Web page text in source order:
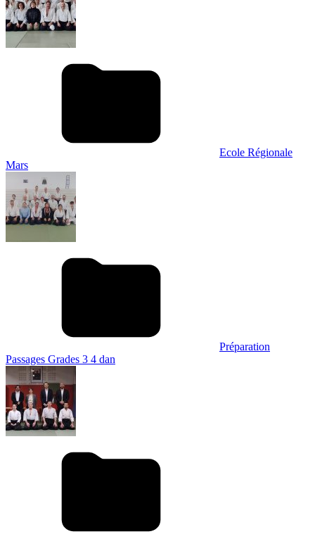
Ecole Régionale
Mars
Préparation
Passages Grades 3 4 dan